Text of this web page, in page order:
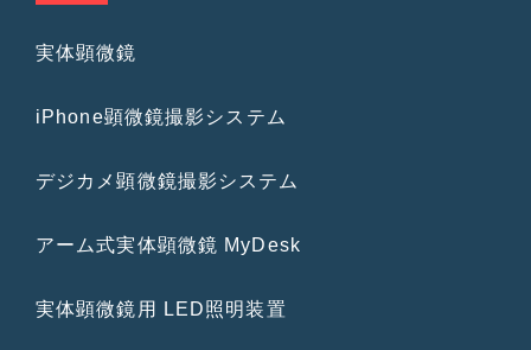
実体顕微鏡
iPhone顕微鏡撮影システム
デジカメ顕微鏡撮影システム
アーム式実体顕微鏡 MyDesk
実体顕微鏡用 LED照明装置